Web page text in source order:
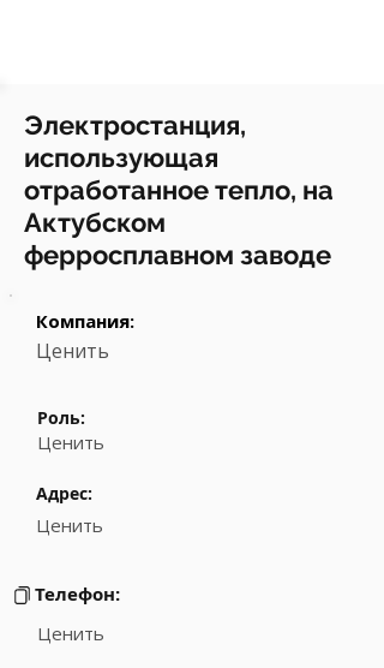
Электростанция,
использующая
отработанное тепло, на
Актубском
ферросплавном заводе
Компания:
Ценить
Роль:
Ценить
Адрес:
Ценить
Телефон:
Ценить